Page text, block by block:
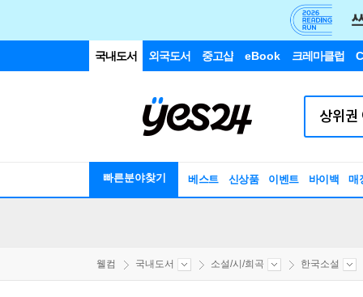
국내도서 외국도서 중고샵 eBook 크레마클럽
빠른분야찾기 베스트 신상품 이벤트 바이백 매
웰컴 국내도서 소설/시/희곡 한국소설